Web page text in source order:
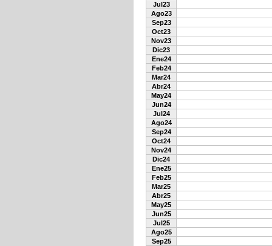
Jul23
Ago23
Sep23
Oct23
Nov23
Dic23
Ene24
Feb24
Mar24
Abr24
May24
Jun24
Jul24
Ago24
Sep24
Oct24
Nov24
Dic24
Ene25
Feb25
Mar25
Abr25
May25
Jun25
Jul25
Ago25
Sep25